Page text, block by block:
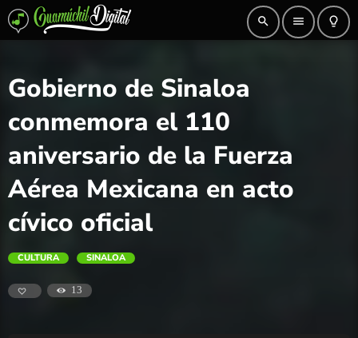
search menu lightbulb_outline
Gobierno de Sinaloa
conmemora el 110
aniversario de la Fuerza
Aérea Mexicana en acto
cívico oficial
CULTURA SINALOA
13